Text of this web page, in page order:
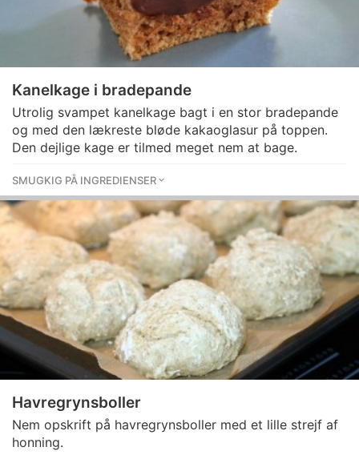
Kanelkage i bradepande
Utrolig svampet kanelkage bagt i en stor bradepande
og med den lækreste bløde kakaoglasur på toppen.
Den dejlige kage er tilmed meget nem at bage.
SMUGKIG PÅ INGREDIENSER
Havregrynsboller
Nem opskrift på havregrynsboller med et lille strejf af
honning.